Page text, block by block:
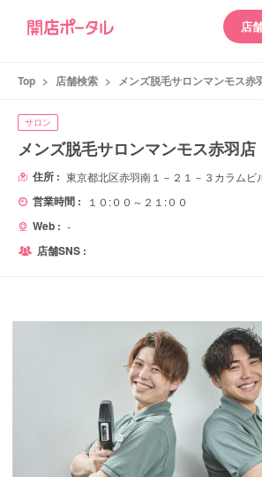
店
Top > 店舗検索 > メンズ脱毛サロンマンモス赤
サロン
メンズ脱毛サロンマンモス赤羽店
住所 : 東京都北区赤羽南１－２１－３カラムビ
営業時間 : １０:００～２１:００
Web : -
店舗SNS :